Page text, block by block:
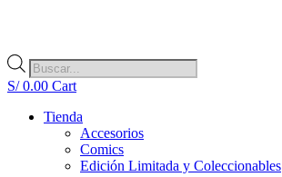
Búsqueda
de
productos
S/0.00 Cart
Tienda
Accesorios
Comics
Edición Limitada y Coleccionables